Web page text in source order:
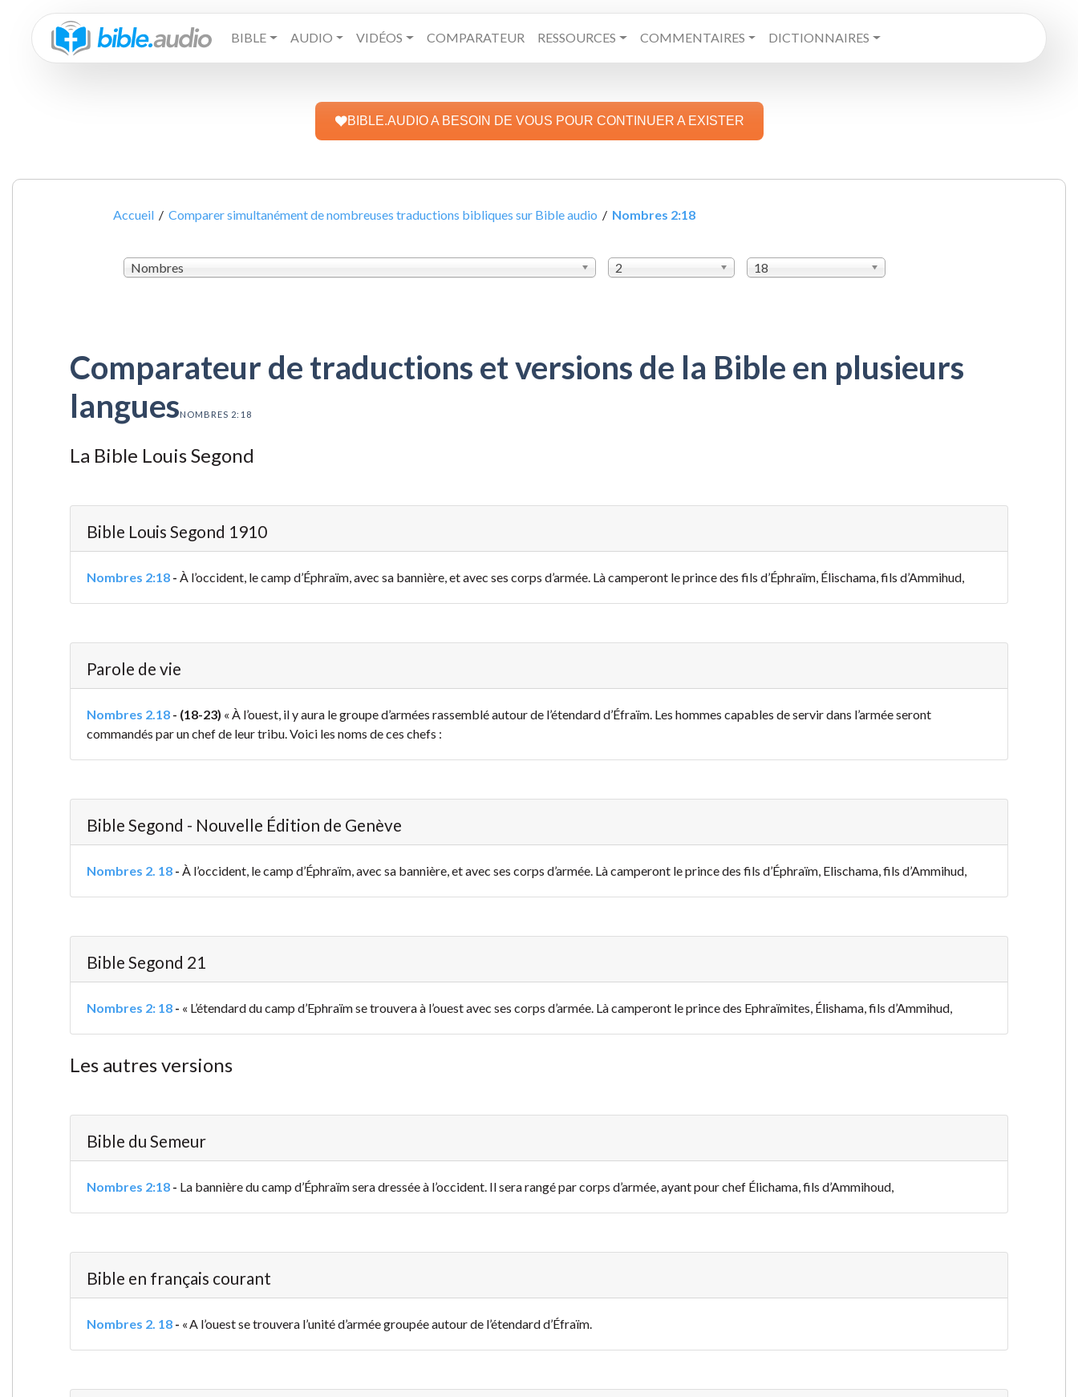
BIBLE AUDIO VIDÉOS COMPARATEUR RESSOURCES COMMENTAIRES DICTIONNAIRES
BIBLE.AUDIO A BESOIN DE VOUS POUR CONTINUER A EXISTER
Accueil /Comparer simultanément de nombreuses traductions bibliques sur Bible audio / Nombres 2:18
Nombres 2 18
Comparateur de traductions et versions de la Bible en plusieurs
languesNOMBRES 2:18
La Bible Louis Segond
Bible Louis Segond 1910
Nombres 2:18- À l’occident, le camp d’Éphraïm, avec sa bannière, et avec ses corps d’armée. Là camperont le prince des fils d’Éphraïm, Élischama, fils d’Ammihud,
Parole de vie
Nombres 2.18- (18-23) « À l’ouest, il y aura le groupe d’armées rassemblé autour de l’étendard d’Éfraïm. Les hommes capables de servir dans l’armée seront
commandés par un chef de leur tribu. Voici les noms de ces chefs :
Bible Segond - Nouvelle Édition de Genève
Nombres 2. 18- À l’occident, le camp d’Éphraïm, avec sa bannière, et avec ses corps d’armée. Là camperont le prince des fils d’Éphraïm, Elischama, fils d’Ammihud,
Bible Segond 21
Nombres 2: 18- « L’étendard du camp d’Ephraïm se trouvera à l’ouest avec ses corps d’armée. Là camperont le prince des Ephraïmites, Élishama, fils d’Ammihud,
Les autres versions
Bible du Semeur
Nombres 2:18- La bannière du camp d’Éphraïm sera dressée à l’occident. Il sera rangé par corps d’armée, ayant pour chef Élichama, fils d’Ammihoud,
Bible en français courant
Nombres 2. 18- « A l’ouest se trouvera l’unité d’armée groupée autour de l’étendard d’Éfraïm.